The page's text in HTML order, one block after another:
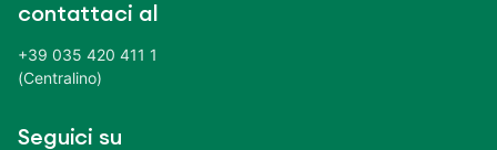
contattaci al
+39 035 420 411 1
(Centralino)
Seguici su